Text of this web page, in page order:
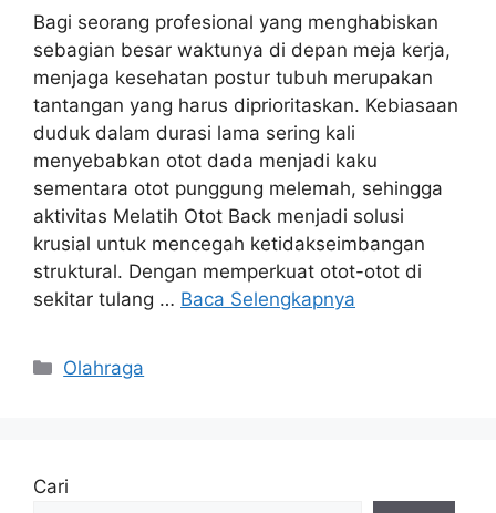
Bagi seorang profesional yang menghabiskan
sebagian besar waktunya di depan meja kerja,
menjaga kesehatan postur tubuh merupakan
tantangan yang harus diprioritaskan. Kebiasaan
duduk dalam durasi lama sering kali
menyebabkan otot dada menjadi kaku
sementara otot punggung melemah, sehingga
aktivitas Melatih Otot Back menjadi solusi
krusial untuk mencegah ketidakseimbangan
struktural. Dengan memperkuat otot-otot di
sekitar tulang … Baca Selengkapnya
Kategori
Olahraga
Cari